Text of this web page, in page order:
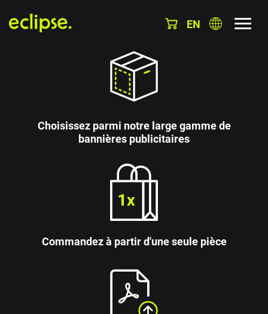
EN
Choisissez parmi notre large gamme de
bannières publicitaires
Commandez à partir d'une seule pièce